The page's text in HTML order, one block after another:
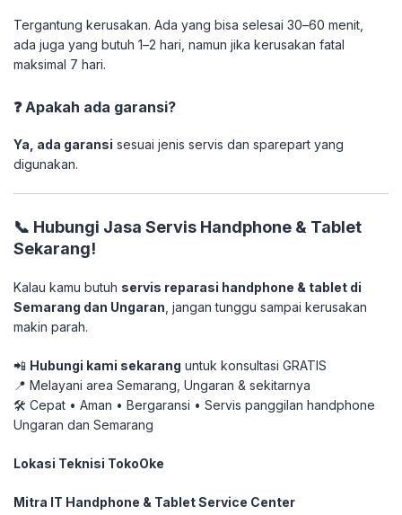
Tergantung kerusakan. Ada yang bisa selesai 30–60 menit,
ada juga yang butuh 1–2 hari, namun jika kerusakan fatal
maksimal 7 hari.
❓ Apakah ada garansi?
Ya, ada garansi sesuai jenis servis dan sparepart yang
digunakan.
📞 Hubungi Jasa Servis Handphone & Tablet
Sekarang!
Kalau kamu butuh servis reparasi handphone & tablet di
Semarang dan Ungaran , jangan tunggu sampai kerusakan
makin parah.
📲 Hubungi kami sekarang untuk konsultasi GRATIS
📍 Melayani area Semarang, Ungaran & sekitarnya
🛠️ Cepat • Aman • Bergaransi • Servis panggilan handphone
Ungaran dan Semarang
Lokasi Teknisi TokoOke
Mitra IT Handphone & Tablet Service Center